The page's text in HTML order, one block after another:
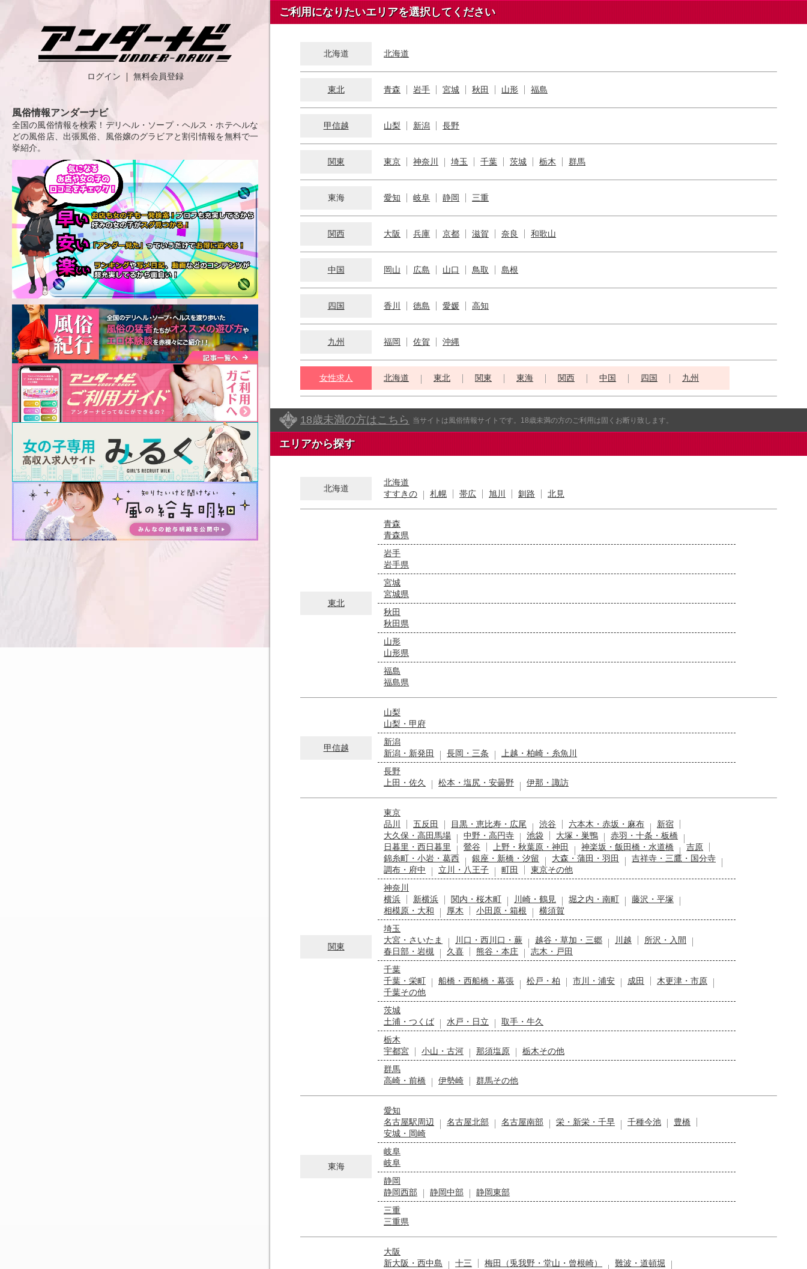
ログイン 無料会員登録
風俗情報アンダーナビ
全国の風俗情報を検索！デリヘル・ソープ・ヘルス・ホテヘルな
どの風俗店、出張風俗、風俗嬢のグラビアと割引情報を無料で一
挙紹介。
ご利用になりたいエリアを選択してください
北海道 北海道
東北 青森 岩手 宮城 秋田 山形 福島
甲信越 山梨 新潟 長野
関東 東京 神奈川 埼玉 千葉 茨城 栃木 群馬
東海 愛知 岐阜 静岡 三重
関西 大阪 兵庫 京都 滋賀 奈良 和歌山
中国 岡山 広島 山口 鳥取 島根
四国 香川 徳島 愛媛 高知
九州 福岡 佐賀 沖縄
女性求人 北海道 東北 関東 東海 関西 中国 四国 九州
18歳未満の方はこちら 当サイトは風俗情報サイトです。18歳未満の方のご利用は固くお断り致します。
エリアから探す
北海道
北海道
すすきの
札幌 帯広 旭川 釧路 北見
東北
青森
青森県
岩手
岩手県
宮城
宮城県
秋田
秋田県
山形
山形県
福島
福島県
甲信越
山梨
山梨・甲府
新潟
新潟・新発田
長岡・三条
上越・柏崎・糸魚川
長野
上田・佐久
松本・塩尻・安曇野 伊那・諏訪
関東
東京
品川
五反田 目黒・恵比寿・広尾 渋谷 六本木・赤坂・麻布
新宿
大久保・高田馬場
中野・高円寺 池袋 大塚・巣鴨
赤羽・十条・板橋
日暮里・西日暮里
鶯谷 上野・秋葉原・神田 神楽坂・飯田橋・水道橋
吉原
錦糸町・小岩・葛西
銀座・新橋・汐留 大森・蒲田・羽田
吉祥寺・三鷹・国分寺
調布・府中
立川・八王子 町田
東京その他
神奈川
横浜
新横浜 関内・桜木町 川崎・鶴見 堀之内・南町
藤沢・平塚
相模原・大和
厚木 小田原・箱根
横須賀
埼玉
大宮・さいたま
川口・西川口・蕨 越谷・草加・三郷 川越
所沢・入間
春日部・岩槻
久喜 熊谷・本庄
志木・戸田
千葉
千葉・栄町
船橋・西船橋・幕張 松戸・柏 市川・浦安 成田
木更津・市原
千葉その他
茨城
土浦・つくば
水戸・日立
取手・牛久
栃木
宇都宮
小山・古河 那須塩原
栃木その他
群馬
高崎・前橋
伊勢崎 群馬その他
東海
愛知
名古屋駅周辺
名古屋北部 名古屋南部 栄・新栄・千早 千種今池
豊橋
安城・岡崎
岐阜
岐阜
静岡
静岡西部
静岡中部
静岡東部
三重
三重県
大阪
新大阪・西中島
十三 梅田（兎我野・堂山・曾根崎）
難波・道頓堀